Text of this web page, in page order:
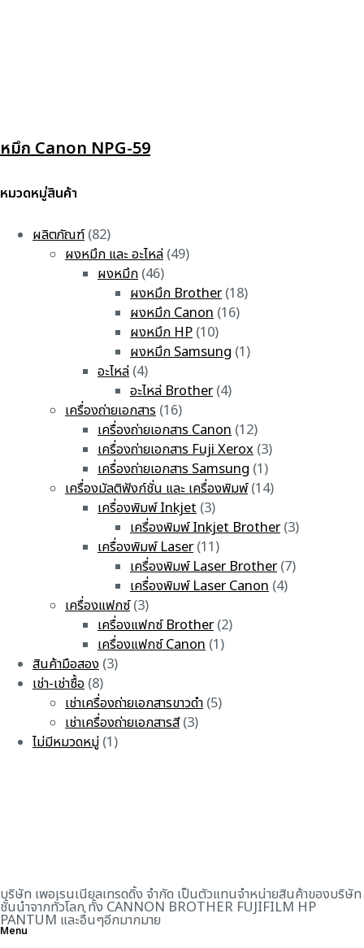
หมึก Canon NPG-59
หมวดหมู่สินค้า
ผลิตภัณฑ์ (82)
ผงหมึก และ อะไหล่ (49)
ผงหมึก (46)
ผงหมึก Brother(18)
ผงหมึก Canon (16)
ผงหมึก HP (10)
ผงหมึก Samsung (1)
อะไหล่ (4)
อะไหล่ Brother(4)
เครื่องถ่ายเอกสาร (16)
เครื่องถ่ายเอกสาร Canon (12)
เครื่องถ่ายเอกสาร Fuji Xerox (3)
เครื่องถ่ายเอกสาร Samsung (1)
เครื่องมัลติฟังก์ชั่น และ เครื่องพิมพ์(14)
เครื่องพิมพ์ Inkjet (3)
เครื่องพิมพ์ Inkjet Brother(3)
เครื่องพิมพ์ Laser(11)
เครื่องพิมพ์ Laser Brother(7)
เครื่องพิมพ์ Laser Canon (4)
เครื่องแฟกซ์(3)
เครื่องแฟกซ์ Brother(2)
เครื่องแฟกซ์ Canon (1)
สินค้ามือสอง (3)
เช่า-เช่าซื้อ (8)
เช่าเครื่องถ่ายเอกสารขาวดำ (5)
เช่าเครื่องถ่ายเอกสารสี(3)
ไม่มีหมวดหมู่ (1)
บริษัท เพอเรนเนียลเทรดดิ้ง จำกัด เป็นตัวแทนจำหน่ายสินค้าของบริษัท
ชั้นนำจากทั่วโลก ทั้ง CANNON BROTHER FUJIFILM HP
PANTUM และอื่นๆอีกมากมาย
Menu